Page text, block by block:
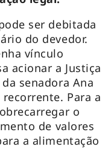
ser debitada
do devedor.
vínculo
acionar a Justiça
senadora Ana
Para a
o
de valores
a alimentação